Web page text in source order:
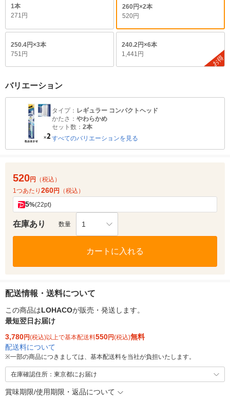
1本
271円
260円×2本
520円
250.4円×3本
751円
240.2円×6本
1,441円
お得
バリエーション
タイプ： レギュラー コンパクトヘッド
かたさ： やわらかめ
セット数： 2本
すべてのバリエーションを見る
520円
（税込）
1つあたり 260円 （税込）
5%(22pt)
在庫あり 数量 1
カートに入れる
配送情報・送料について
この商品はLOHACOが販売・発送します。
最短翌日お届け
3,780円(税込)以上で基本配送料550円(税込)無料
配送料について
※一部の商品につきましては、基本配送料を当社が負担いたします。
在庫確認住所：東京都にお届け
賞味期限/使用期限・返品について